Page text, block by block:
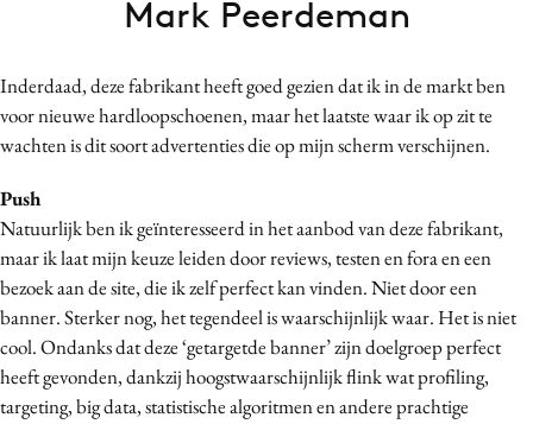
Carriere
Contentmarketing
Customer Experience
Data & Insights
Design
Digital transformation
Diversiteit
Effectiviteit
Gedragsverandering
Inderdaad, deze fabrikant heeft goed gezien dat ik in de markt ben
voor nieuwe hardloopschoenen, maar het laatste waar ik op zit te
wachten is dit soort advertenties die op mijn scherm verschijnen.
Push
Natuurlijk ben ik geïnteresseerd in het aanbod van deze fabrikant,
maar ik laat mijn keuze leiden door reviews, testen en fora en een
bezoek aan de site, die ik zelf perfect kan vinden. Niet door een
banner. Sterker nog, het tegendeel is waarschijnlijk waar. Het is niet
cool.Ondanks dat deze ‘getargetde banner’ zijn doelgroep perfect
heeft gevonden, dankzij hoogstwaarschijnlijk flink wat profiling,
targeting, big data, statistische algoritmen en andere prachtige
Mark Peerdeman